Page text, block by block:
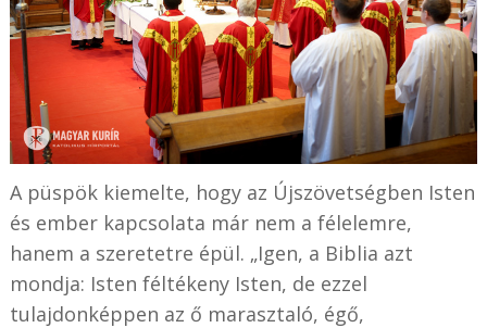
A püspök kiemelte, hogy az Újszövetségben Isten
és ember kapcsolata már nem a félelemre,
hanem a szeretetre épül. „Igen, a Biblia azt
mondja: Isten féltékeny Isten, de ezzel
tulajdonképpen az ő marasztaló, égő,